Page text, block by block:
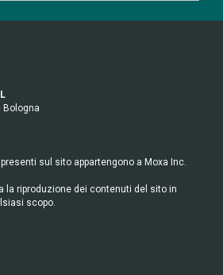
Bologna
sul sito appartengono a Moxa Inc.
la riproduzione dei contenuti del sito in
scopo.